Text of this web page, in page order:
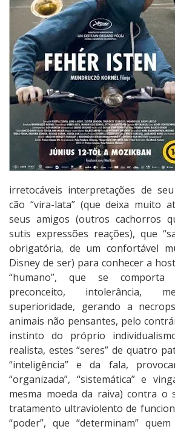
c
W
h
t
e
o
irretocáveis interpretações de
cão “vira-lata” (que deixa muito
seus amigos (outros cachorros
sutis expressões reações), que
obrigatória, de um confortável
Disney de ser) para conhecer a
“humano”, que se comporta
preconceito, intolerância,
superioridade, gerando a
animais não pensantes, pelo
instinto do próprio
realista, estes “seres” de quatro
“inteligência” e da fala,
“organizada”, “sistemática” e
mesma moeda da raiva) contra o
tratamento ultraviolento de
“poder”, que “determinam”